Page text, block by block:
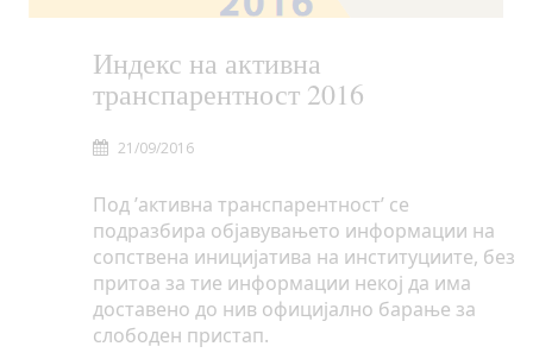
Индекс на активна
транспарентност 2016
21/09/2016
Под ’активна транспарентност’ се
подразбира објавувањето информации на
сопствена иницијатива на институциите, без
притоа за тие информации некој да има
доставено до нив официјално барање за
слободен пристап.